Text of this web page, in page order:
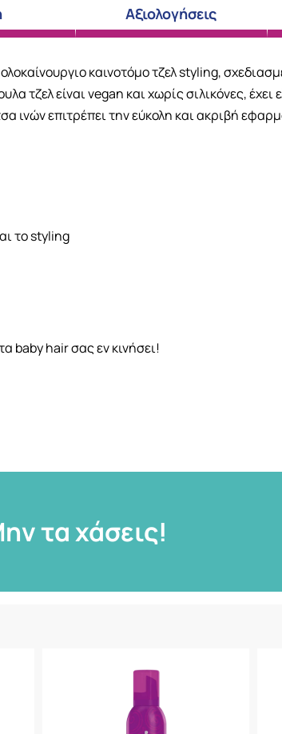
Αξιολογήσεις
ολοκαίνουργιο καινοτόμο τζελ styling,
τζελ είναι vegan και χωρίς σιλικόνες, έχει
ινών επιτρέπει την εύκολη και ακριβή
το styling
baby hair σας εν κινήσει!
τα χάσεις!